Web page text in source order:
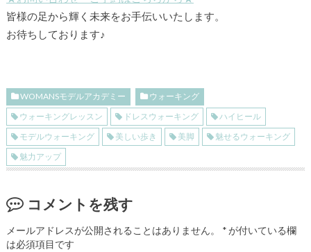
皆様の足から輝く未来をお手伝いいたします。
お待ちしております♪
WOMANSモデルアカデミー
ウォーキング
ウォーキングレッスン
ドレスウォーキング
ハイヒール
モデルウォーキング
美しい歩き 美脚
魅せるウォーキング
魅力アップ
コメントを残す
メールアドレスが公開されることはありません。 *が付いている欄
は必須項目です